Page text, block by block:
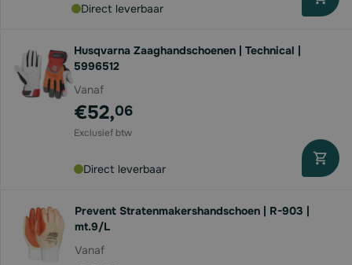
Direct leverbaar
Husqvarna Zaaghandschoenen | Technical |
5996512
Vanaf
€52,06
Direct leverbaar
Prevent Stratenmakershandschoen | R-903 |
mt.9/L
Vanaf